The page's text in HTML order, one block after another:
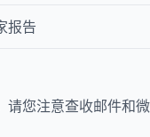
报告
请您注意查收邮件和